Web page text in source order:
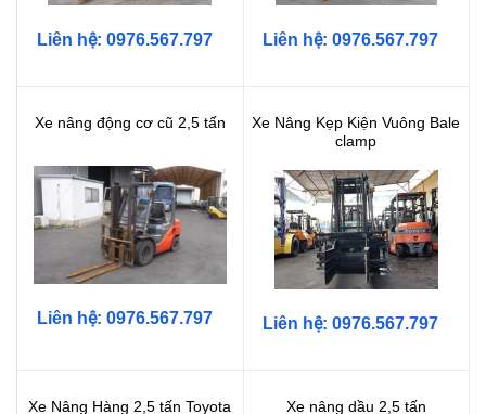
Liên hệ: 0976.567.797 Liên hệ: 0976.567.797
Xe nâng động cơ cũ 2,5 tấn
Liên hệ: 0976.567.797
Xe Nâng Kẹp Kiện Vuông Bale
clamp
Liên hệ: 0976.567.797
Xe Nâng Hàng 2,5 tấn Toyota Xe nâng dầu 2,5 tấn